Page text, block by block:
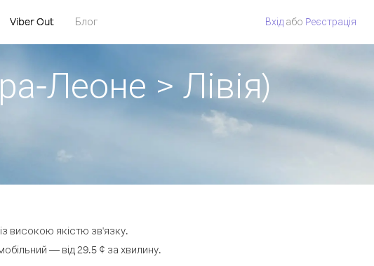
Viber Out Блог Вхід або Pеєстрація
Леоне > Лівія)
високою якістю зв'язку.
— від 29.5 ¢ за хвилину.